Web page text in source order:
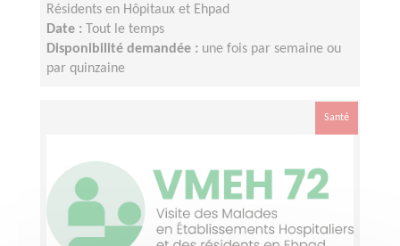
Résidents en Hôpitaux et Ehpad
Date :
Tout le temps
Disponibilité demandée : une fois par semaine ou
par quinzaine
Santé